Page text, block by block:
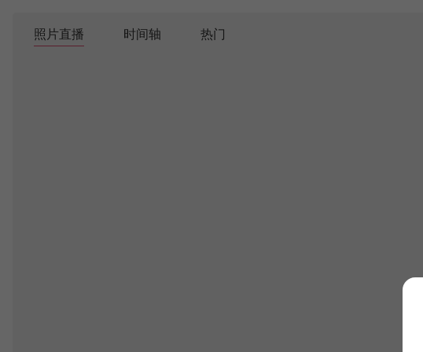
照片直播 时间轴 热门